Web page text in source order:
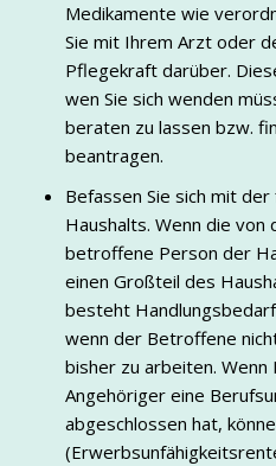
Medikamente wie
Sie mit Ihrem Arzt oder
Pflegekraft darüber.
wen Sie sich wenden
beraten zu lassen bzw.
beantragen.
Befassen Sie sich mit
Haushalts. Wenn die
betroffene Person der
einen Großteil des
besteht
wenn der Betroffene
bisher zu arbeiten.
Angehöriger eine
abgeschlossen hat,